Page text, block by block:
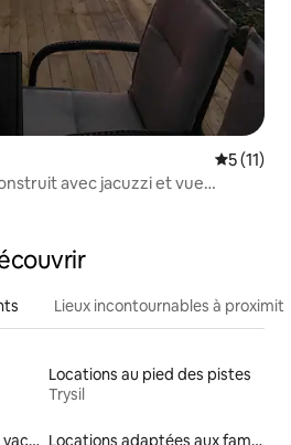
5 (11)
avec jacuzzi et vue
Lieux incontournables à
Locations au pied des pistes
Trysil
Locations de maisons de vacances Locations adaptées aux familles